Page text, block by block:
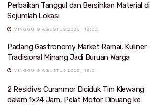
Perbaikan Tanggul dan Bersihkan Material di
Sejumlah Lokasi
MINGGU, 9 AGUSTUS 2026 | 19:03
Padang Gastronomy Market Ramai, Kuliner
Tradisional Minang Jadi Buruan Warga
MINGGU, 9 AGUSTUS 2026 | 19:01
2 Residivis Curanmor Diciduk Tim Klewang
dalam 1×24 Jam, Pelat Motor Dibuang ke